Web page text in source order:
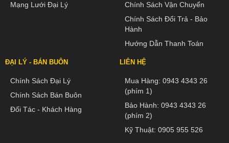
Mạng Lưới Đại Lý
Chính Sách Vận Chuyển
Chính Sách Đổi Trả - Bảo
Hành
Hướng Dẫn Thanh Toán
ĐẠI LÝ - BÁN BUÔN
Chính Sách Đại Lý
Chính Sách Bán Buôn
Đối Tác - Khách Hàng
LIÊN HỆ
Mua Hàng: 0943 4343 26
(phím 1)
Bảo Hành: 0943 4343 26
(phím 2)
Kỹ Thuật: 0905 955 526